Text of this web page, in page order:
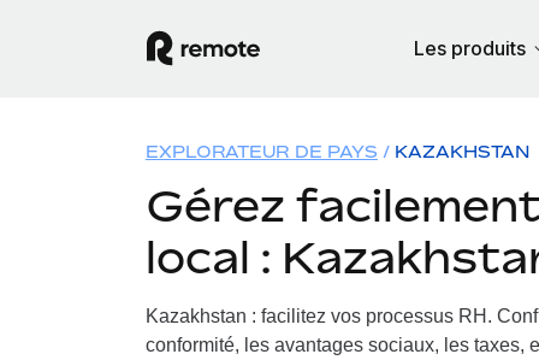
Les produits
EXPLORATEUR DE PAYS KAZAKHSTAN
Gérez facilement
local :
Kazakhstan : facilitez vos processus RH.
conformité, les avantages sociaux, les taxes,